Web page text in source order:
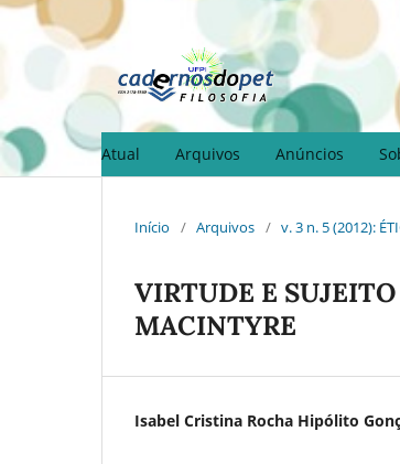
Atual Arquivos Anúncios
Início / Arquivos / v. 3 n. 5 (2012):
VIRTUDE E
MACINTYRE
Isabel Cristina Rocha Hipólito